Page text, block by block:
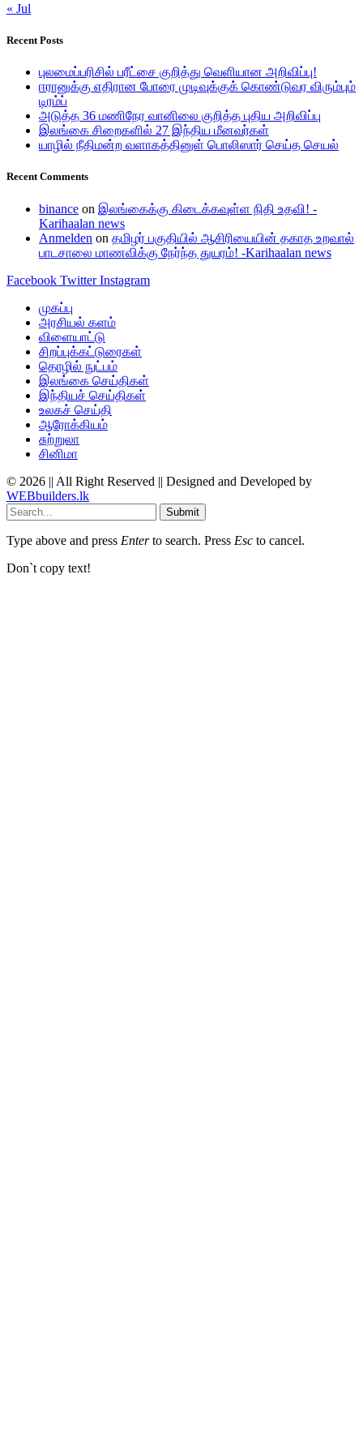
« Jul
Recent Posts
புலமைப்பரிசில் பரீட்சை குறித்து வெளியான அறிவிப்பு!
ஈரானுக்கு எதிரான போரை முடிவுக்குக் கொண்டுவர விரும்பும்
டிரம்ப்
அடுத்த 36 மணிநேர வானிலை குறித்த புதிய அறிவிப்பு
இலங்கை சிறைகளில் 27 இந்திய மீனவர்கள்
யாழில் நீதிமன்ற வளாகத்தினுள் பொலிஸார் செய்த செயல்
Recent Comments
binance on இலங்கைக்கு கிடைக்கவுள்ள நிதி உதவி! -
Karihaalan news
Anmelden on தமிழர் பகுதியில் ஆசிரியையின் தகாத உறவால்
பாடசாலை மாணவிக்கு நேர்ந்த துயரம்! -Karihaalan news
Facebook Twitter Instagram
முகப்பு
அரசியல் களம்
விளையாட்டு
சிறப்புக்கட்டுரைகள்
தொழில் நுட்பம்
இலங்கை செய்திகள்
இந்தியச் செய்திகள்
உலகச் செய்தி
ஆரோக்கியம்
சுற்றுலா
சினிமா
© 2026 || All Right Reserved || Designed and Developed by
WEBbuilders.lk
Submit
Type above and press Enterto search. Press Esc to cancel.
Don`t copy text!